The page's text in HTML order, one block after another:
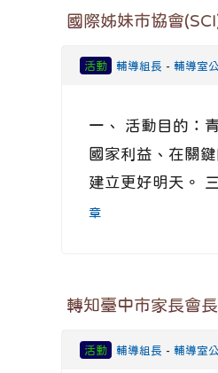
國際姊妹市協會
活動 輔導組長 -輔導室
一、 活動目的：
國家利益、在關
建立更好明天。
章
轉知臺中市家長會
活動 輔導組長 -輔導室